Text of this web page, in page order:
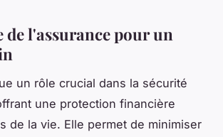
l'assurance pour un
un rôle crucial dans la sécurité
une protection financière
de la vie. Elle permet de minimiser